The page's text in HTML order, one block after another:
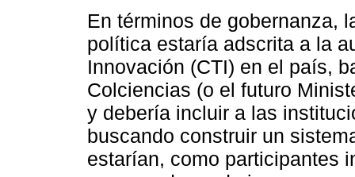
En términos de gobernanza,
política estaría adscrita a la
Innovación (CTI) en el país,
Colciencias (o el futuro
y debería incluir a las
buscando construir un
estarían, como participantes